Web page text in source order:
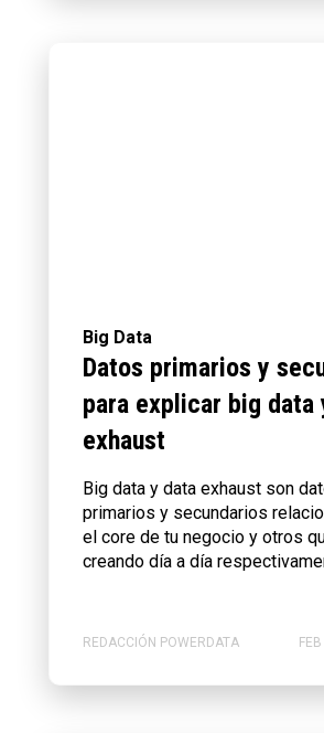
Big Data
Datos primarios y
para explicar big data
exhaust
Big data y data exhaust son
primarios y secundarios
el core de tu negocio y otros
creando día a día
REDACCIÓN POWERDATA